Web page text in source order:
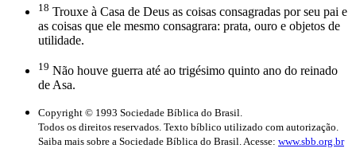
18 Trouxe à Casa de Deus as coisas consagradas por seu pai e
as coisas que ele mesmo consagrara: prata, ouro e objetos de
utilidade.
19 Não houve guerra até ao trigésimo quinto ano do reinado
de Asa.
Copyright © 1993 Sociedade Bíblica do Brasil.
Todos os direitos reservados. Texto bíblico utilizado com autorização.
Saiba mais sobre a Sociedade Bíblica do Brasil. Acesse: www.sbb.org.br